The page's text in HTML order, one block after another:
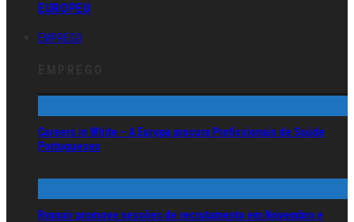
EUROPEU
EMPREGO
Careers in White – A Europa procura Profissionais de Saúde
Portugueses
Ryanair promove sessões de recrutamento em Novembro e